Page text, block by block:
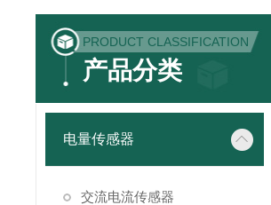
PRODUCT CLASSIFICATION
产品分类
电量传感器
交流电流传感器